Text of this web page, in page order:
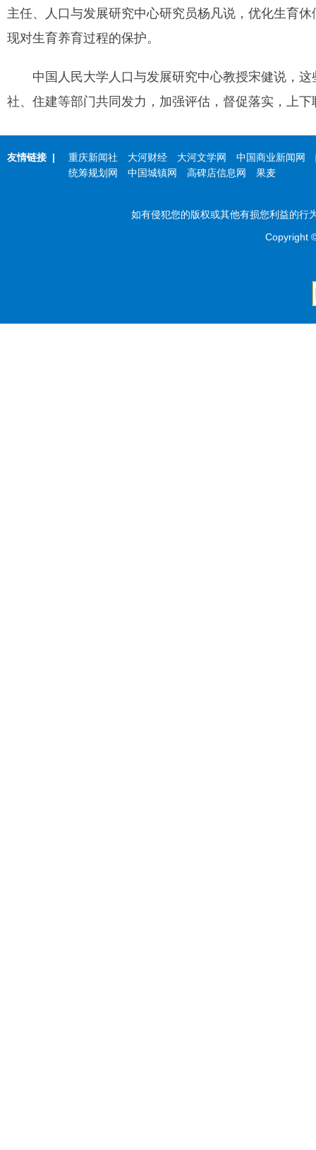
主任、人口与发展研究中心研究员杨凡说，优化生育
现对生育养育过程的保护。
中国人民大学人口与发展研究中心教授宋健说，这
社、住建等部门共同发力，加强评估，督促落实，上
友情链接 | 重庆新闻社 大河财经 大河文学网 中国商业新闻网
统筹规划网
中国城镇网 高碑店信息网 果麦
如有侵犯您的版权或其他有损您利益的行
Copyright